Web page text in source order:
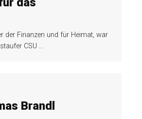
der Finanzen und für Heimat, war
CSU …
Brandl